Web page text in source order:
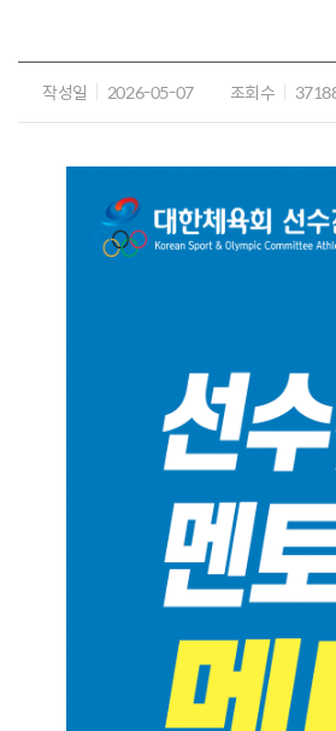
작성일 2026-05-07 조회수